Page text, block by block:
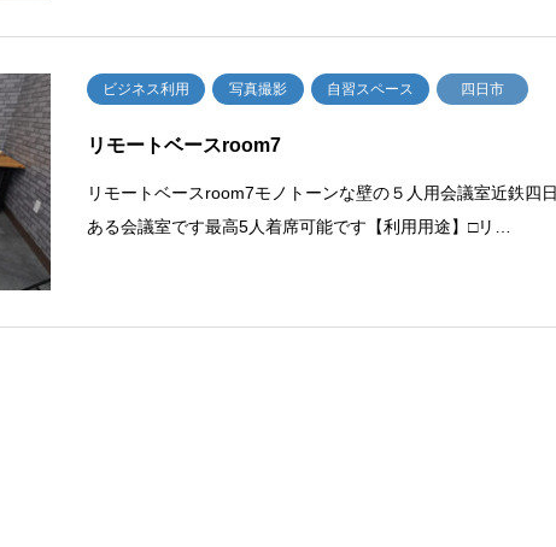
ビジネス利用 写真撮影 自習スペース 四日市
リモートベースroom7
リモートベースroom7モノトーンな壁の５人用会議室近鉄四
ある会議室です最高5人着席可能です【利用用途】□リ…